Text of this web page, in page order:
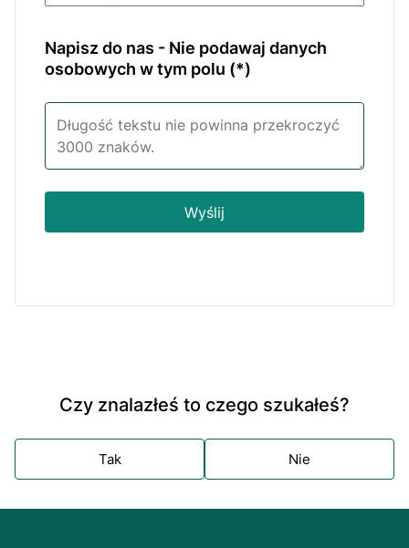
Napisz do nas - Nie podawaj danych
osobowych w tym polu
Wyślij
Czy znalazłeś to czego szukałeś?
Tak Nie